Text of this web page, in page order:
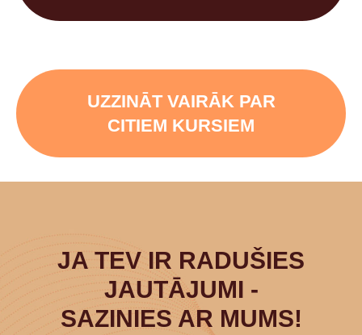
UZZINĀT VAIRĀK PAR
CITIEM KURSIEM
JA TEV IR RADUŠIES
JAUTĀJUMI -
SAZINIES AR MUMS!